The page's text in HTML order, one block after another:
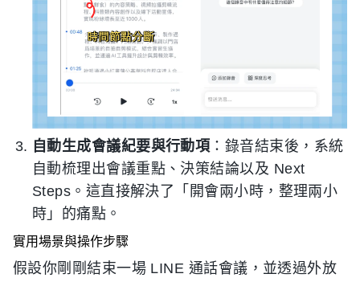
自動生成會議紀要與行動項 ：錄音結束後，系統
自動梳理出會議重點、決策結論以及 Next
Steps。這直接解決了「開會兩小時，整理兩小
時」的痛點。
實用場景與操作步驟
假設你剛剛結束一場 LINE 通話會議，並透過外放